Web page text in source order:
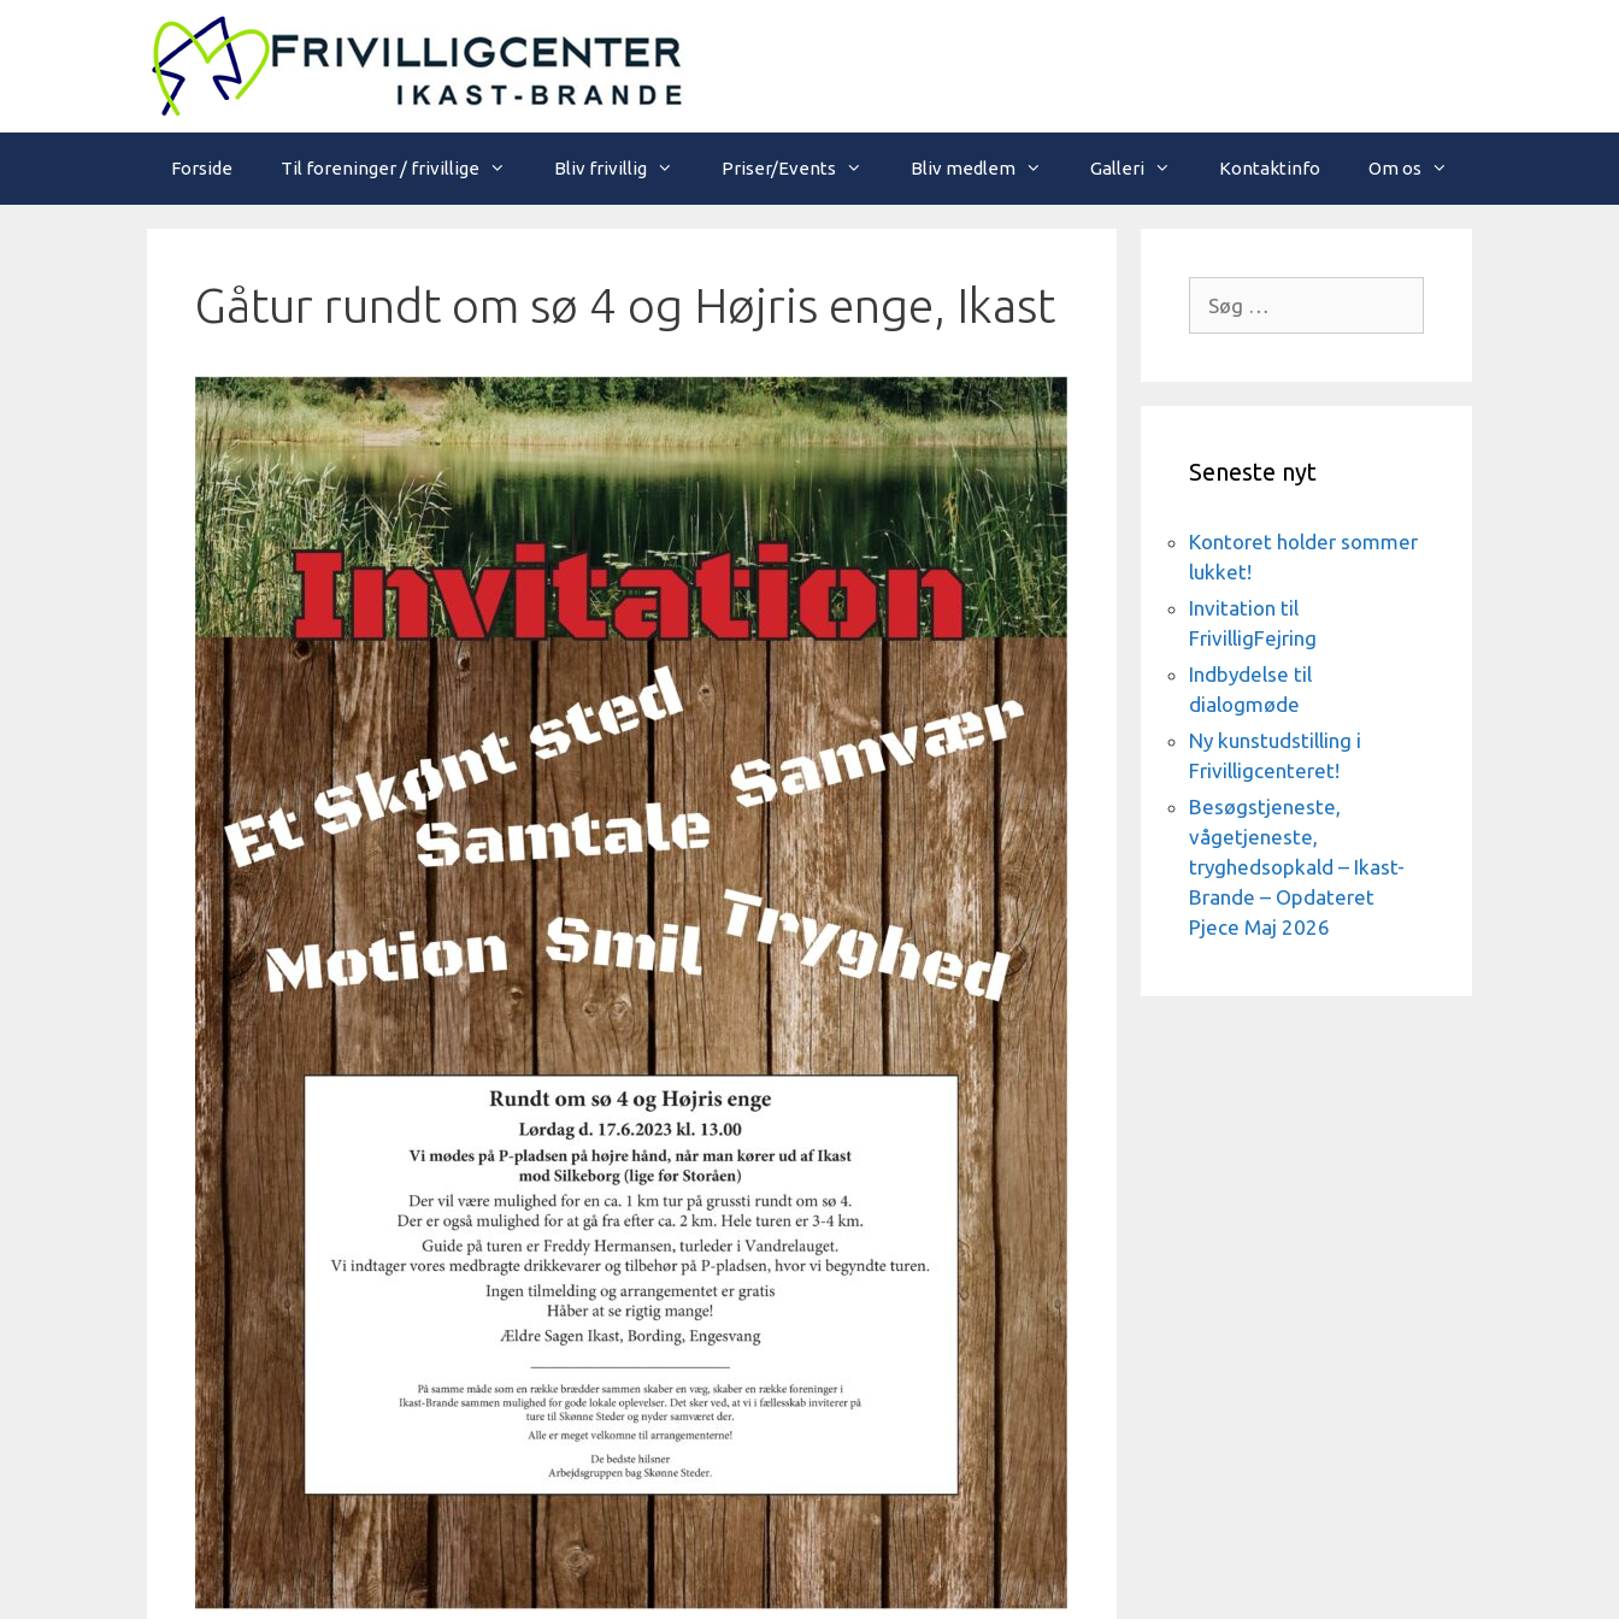
Forside Til foreninger / frivillige Bliv frivillig Priser/Events Bliv medlem Galleri Kontaktinfo Om os
Gåtur rundt om sø 4 og Højris enge, Ikast
efter:
Seneste nyt
Kontoret holder sommer
lukket!
Invitation til
FrivilligFejring
Indbydelse til
dialogmøde
Ny kunstudstilling i
Frivilligcenteret!
Besøgstjeneste,
vågetjeneste,
tryghedsopkald – Ikast-
Brande – Opdateret
Pjece Maj 2026